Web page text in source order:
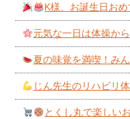
K様、お誕生日おめ
元気な一日は体操か
夏の味覚を満喫！み
じん先生のリハビリ
とくし丸で楽しい